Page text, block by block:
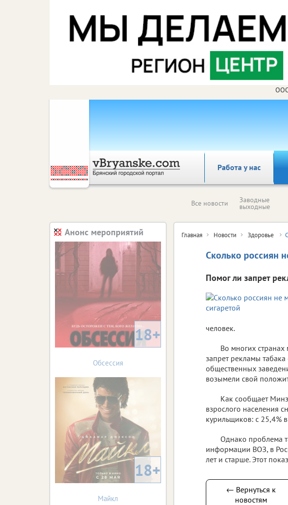
Работа у нас
Все новости Заводные
выходные
Главная Новости Здоровье
Сколько россиян
Помог ли запрет
человек.
Во многих странах
запрет рекламы
общественных
возымели свой
Как сообщает
взрослого населения
курильщиков: с 25,4%
Однако проблема
информации ВОЗ, в
лет и старше. Этот
← Вернуться к
новостям
Анонс мероприятий
18+
Обсессия
18+
Майкл